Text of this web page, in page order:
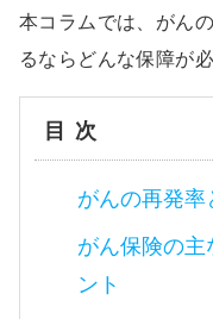
本コラムでは、がん
るならどんな保障が
目次
がんの再発率
がん保険の主
ント